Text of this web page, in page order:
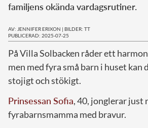
familjens okända vardagsrutiner.
AV: JENNIFER ERIXON | BILDER: TT
PUBLICERAD: 2025-07-25
På Villa Solbacken råder ett
men med fyra små barn i huset kan
stojigt och stökigt.
Prinsessan Sofia, 40, jonglerar just
fyrabarnsmamma med bravur.